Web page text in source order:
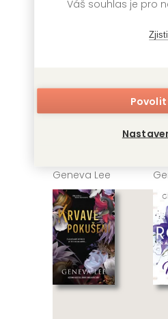
Váš souhlas je pro
Geneva Lee